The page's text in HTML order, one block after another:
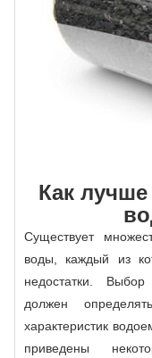
Как
Существует
воды, каждый из
недостатки.
должен
характеристик
приведены